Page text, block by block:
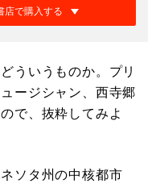
店で購入する
ういうものか。プリ
ージシャン、西寺郷
で、抜粋してみよ
ソタ州の中核都市